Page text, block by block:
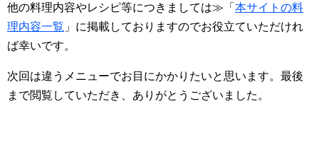
他の料理内容やレシピ等につきましては≫「 本サイトの料
理内容一覧 」に掲載しておりますのでお役立ていただけれ
ば幸いです。
次回は違うメニューでお目にかかりたいと思います。最後
まで閲覧していただき、ありがとうございました。